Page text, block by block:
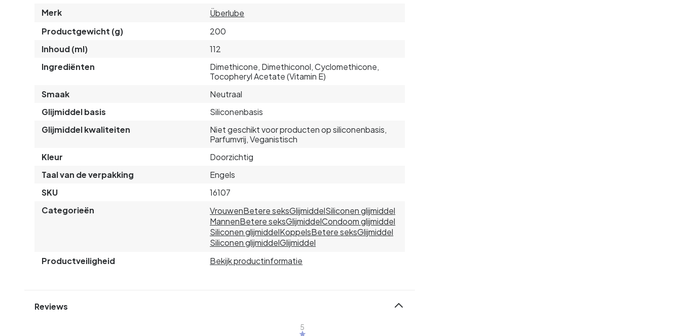
Merk
Überlube
Productgewicht (g)
200
Inhoud (ml)
112
Ingrediënten
Dimethicone, Dimethiconol, Cyclomethicone,
Tocopheryl Acetate (Vitamin E)
Smaak
Neutraal
Glijmiddel basis
Siliconenbasis
Glijmiddel kwaliteiten
Niet geschikt voor producten op siliconenbasis,
Parfumvrij, Veganistisch
Kleur
Doorzichtig
Taal van de verpakking
Engels
SKU
16107
Categorieën
VrouwenBetere seksGlijmiddelSiliconen glijmiddel
MannenBetere seksGlijmiddelCondoom glijmiddel
Siliconen glijmiddelKoppelsBetere seksGlijmiddel
Siliconen glijmiddelGlijmiddel
Productveiligheid
Bekijk productinformatie
Reviews
5